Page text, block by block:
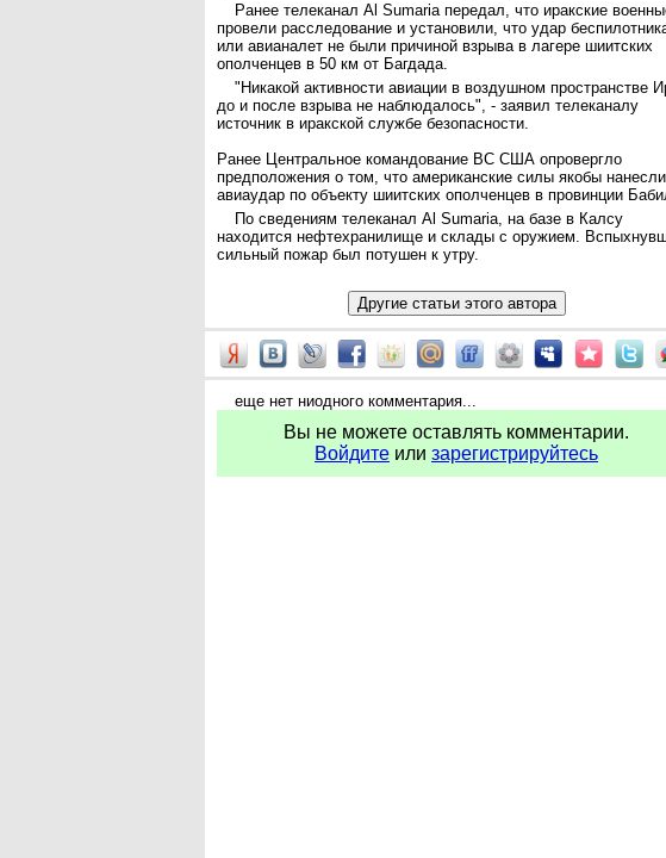
Ранее телеканал Al Sumaria передал, что иракские
провели расследование и установили, что удар
или авианалет не были причиной взрыва в лагере шиитских
ополченцев в 50 км от Багдада.
"Никакой активности авиации в воздушном пространстве
до и после взрыва не наблюдалось", - заявил телеканалу
источник в иракской службе безопасности.
Ранее Центральное командование ВС США опровергло
предположения о том, что американские силы якобы нанесли
авиаудар по объекту шиитских ополченцев в провинции
По сведениям телеканал Al Sumaria, на базе в Калсу
находится нефтехранилище и склады с оружием.
сильный пожар был потушен к утру.
еще нет ниодного комментария...
Вы не можете оставлять комментарии.
Войдите или зарегистрируйтесь